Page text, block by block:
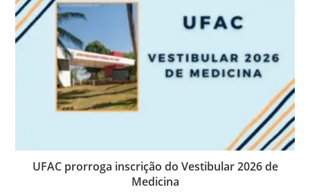
UFAC prorroga inscrição do Vestibular 2026 de
Medicina